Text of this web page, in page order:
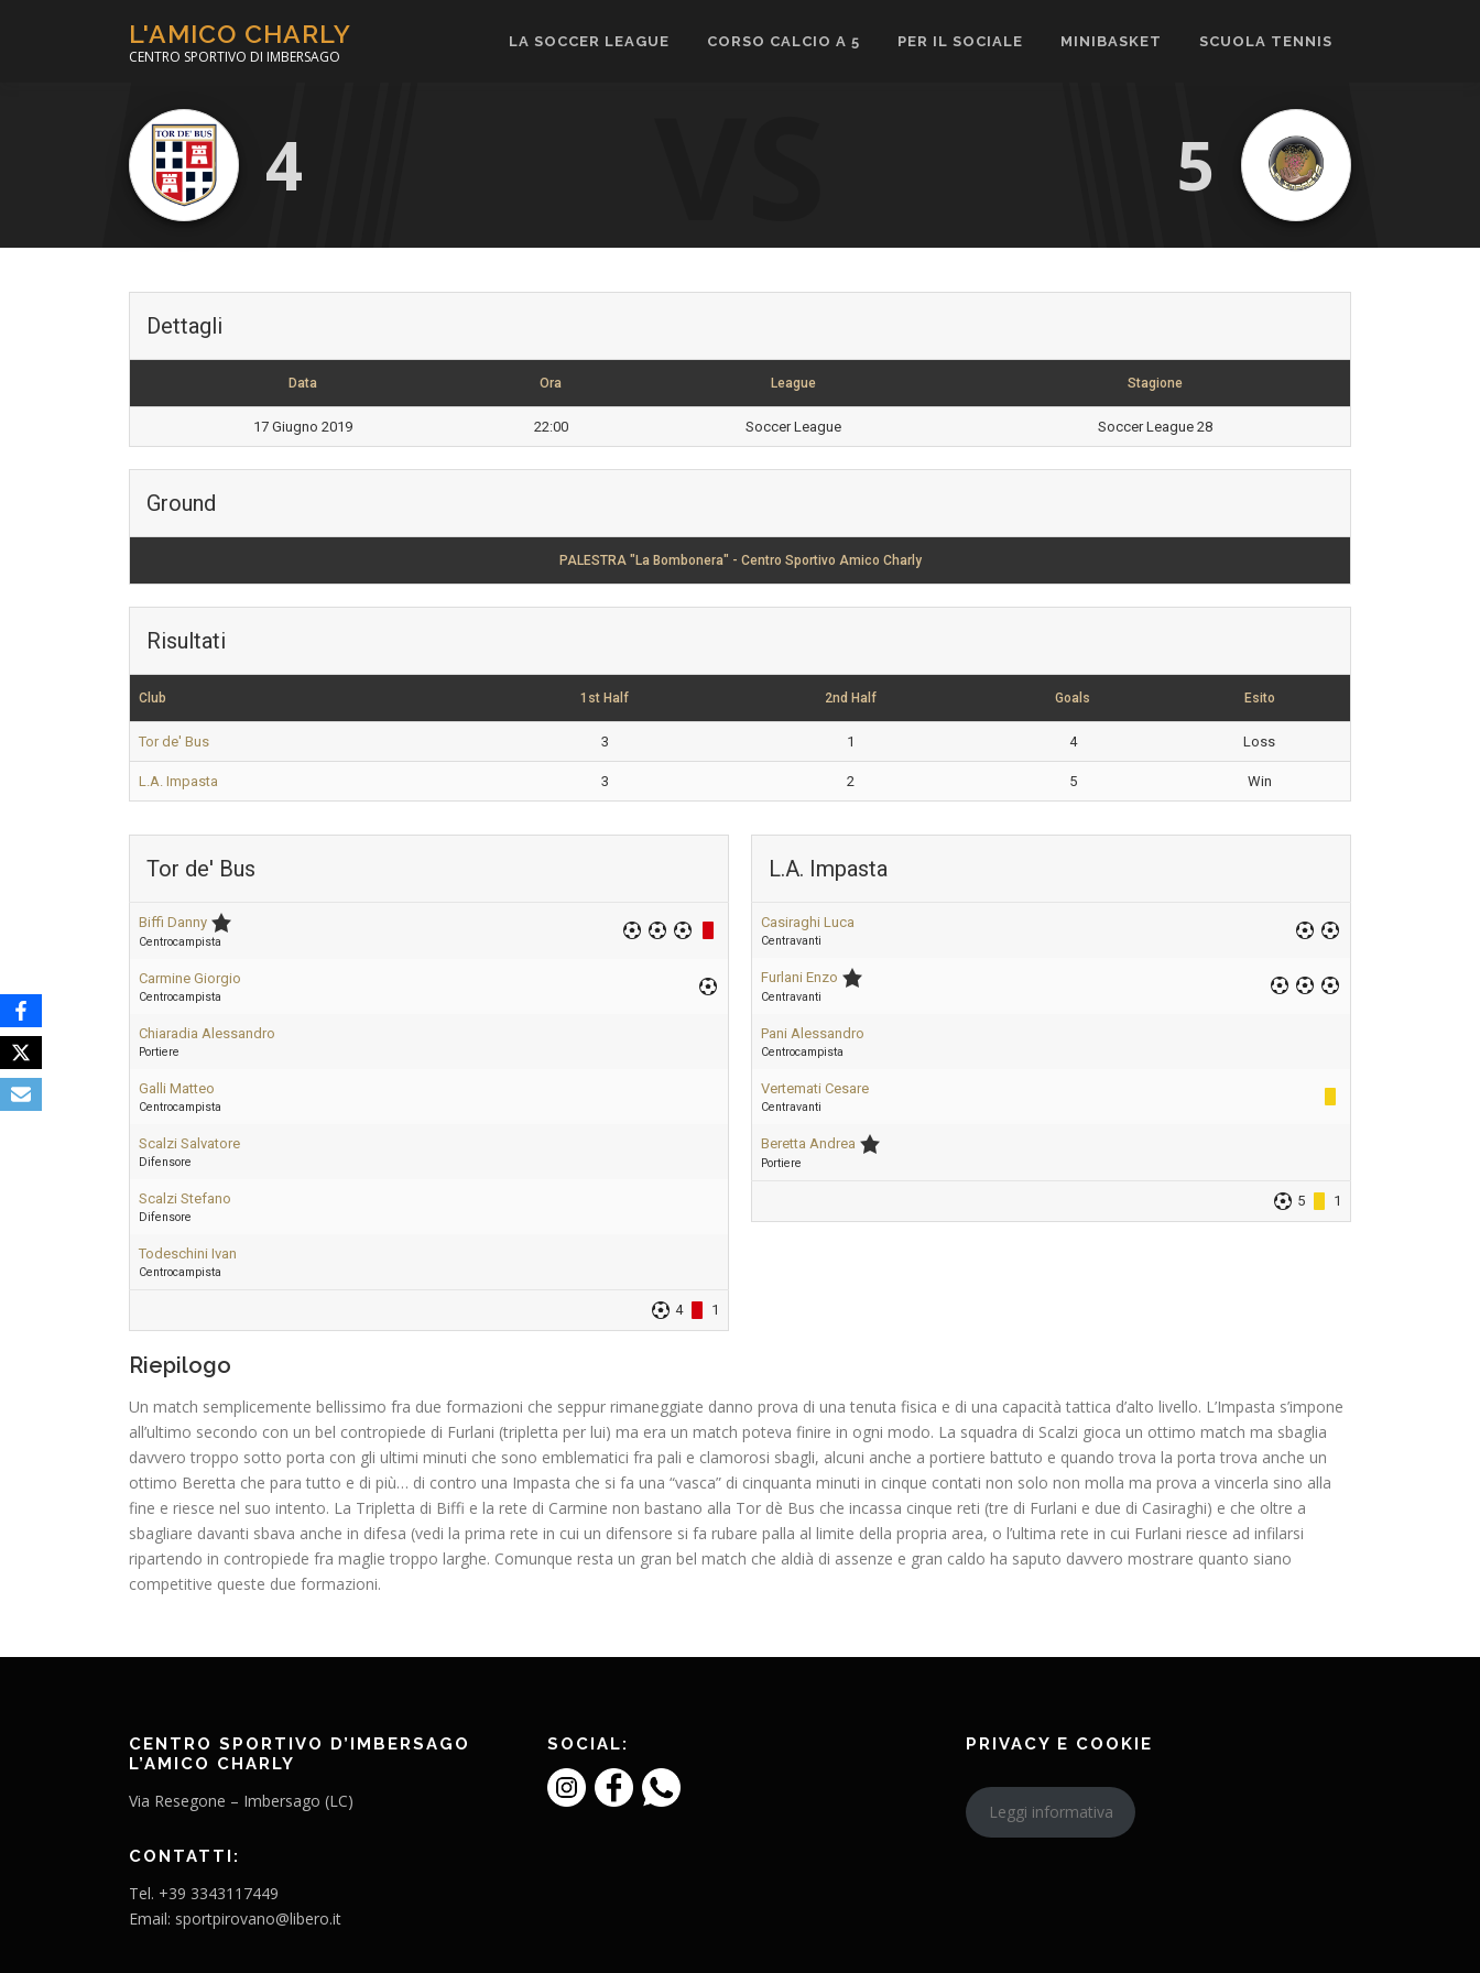
L'AMICO CHARLY
CENTRO SPORTIVO DI IMBERSAGO
LA SOCCER LEAGUE CORSO CALCIO A 5 PER IL SOCIALE MINIBASKET SCUOLA TENNIS
4 5
Dettagli
Data Ora League Stagione
17 Giugno 2019 22:00 Soccer League Soccer League 28
Ground
PALESTRA "La Bombonera" - Centro Sportivo Amico Charly
Risultati
Club 1st Half 2nd Half Goals Esito
Tor de' Bus 3 1 4 Loss
L.A. Impasta 3 2 5 Win
Tor de' Bus
Biffi Danny
Centrocampista
Carmine Giorgio
Centrocampista
Chiaradia Alessandro
Portiere
Galli Matteo
Centrocampista
Scalzi Salvatore
Difensore
Scalzi Stefano
Difensore
Todeschini Ivan
Centrocampista
4 1
L.A. Impasta
Casiraghi Luca
Centravanti
Furlani Enzo
Centravanti
Pani Alessandro
Centrocampista
Vertemati Cesare
Centravanti
Beretta Andrea
Portiere
5 1
Riepilogo
Un match semplicemente bellissimo fra due formazioni che seppur rimaneggiate danno prova di una tenuta fisica e di una capacità tattica d’alto livello. L’Impasta s’impone
all’ultimo secondo con un bel contropiede di Furlani (tripletta per lui) ma era un match poteva finire in ogni modo. La squadra di Scalzi gioca un ottimo match ma sbaglia
davvero troppo sotto porta con gli ultimi minuti che sono emblematici fra pali e clamorosi sbagli, alcuni anche a portiere battuto e quando trova la porta trova anche un
ottimo Beretta che para tutto e di più… di contro una Impasta che si fa una “vasca” di cinquanta minuti in cinque contati non solo non molla ma prova a vincerla sino alla
fine e riesce nel suo intento. La Tripletta di Biffi e la rete di Carmine non bastano alla Tor dè Bus che incassa cinque reti (tre di Furlani e due di Casiraghi) e che oltre a
sbagliare davanti sbava anche in difesa (vedi la prima rete in cui un difensore si fa rubare palla al limite della propria area, o l’ultima rete in cui Furlani riesce ad infilarsi
ripartendo in contropiede fra maglie troppo larghe. Comunque resta un gran bel match che aldià di assenze e gran caldo ha saputo davvero mostrare quanto siano
competitive queste due formazioni.
CENTRO SPORTIVO D’IMBERSAGO
L’AMICO CHARLY
Via Resegone – Imbersago (LC)
CONTATTI:
Tel. +39 3343117449
Email: sportpirovano@libero.it
SOCIAL: PRIVACY E COOKIE
Leggi informativa